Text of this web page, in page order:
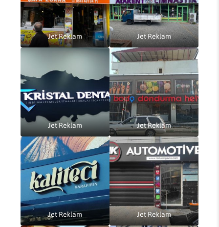
Jet Reklam Jet Reklam
Jet Reklam Jet Reklam
Jet Reklam Jet Reklam